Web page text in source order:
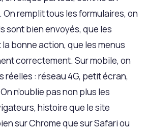
remplit tous les formulaires, on
sont bien envoyés, que les
bonne action, que les menus
correctement. Sur mobile, on
: réseau 4G, petit écran,
n’oublie pas non plus les
histoire que le site
sur Chrome que sur Safari ou